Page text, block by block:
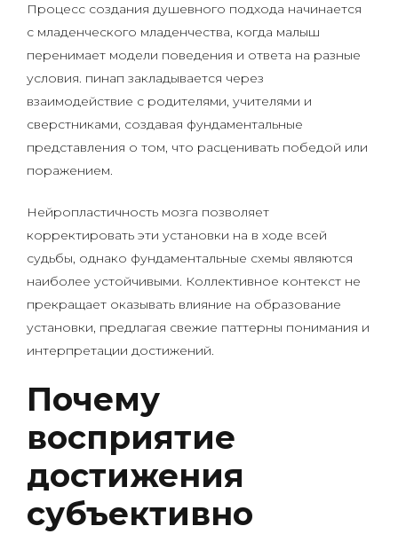
Процесс создания душевного подхода начинается
с младенческого младенчества, когда малыш
перенимает модели поведения и ответа на разные
условия. пинап закладывается через
взаимодействие с родителями, учителями и
сверстниками, создавая фундаментальные
представления о том, что расценивать победой или
поражением.
Нейропластичность мозга позволяет
корректировать эти установки на в ходе всей
судьбы, однако фундаментальные схемы являются
наиболее устойчивыми. Коллективное контекст не
прекращает оказывать влияние на образование
установки, предлагая свежие паттерны понимания и
интерпретации достижений.
Почему
восприятие
достижения
субъективно